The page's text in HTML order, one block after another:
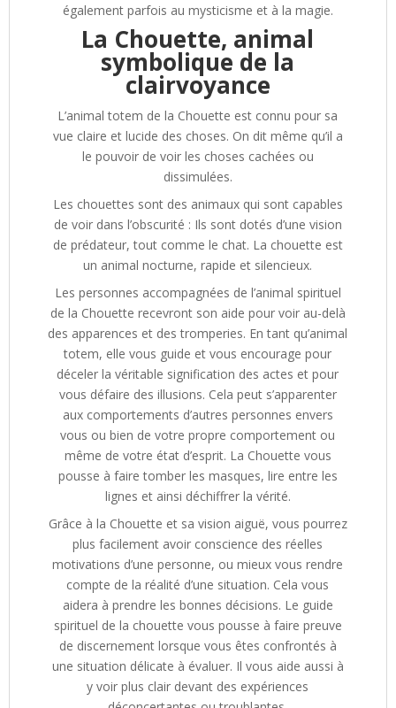
également parfois au mysticisme et à la magie.
La Chouette, animal
symbolique de la
clairvoyance
L’animal totem de la Chouette est connu pour sa
vue claire et lucide des choses. On dit même qu’il a
le pouvoir de voir les choses cachées ou
dissimulées.
Les chouettes sont des animaux qui sont capables
de voir dans l’obscurité : Ils sont dotés d’une vision
de prédateur, tout comme le chat. La chouette est
un animal nocturne, rapide et silencieux.
Les personnes accompagnées de l’animal spirituel
de la Chouette recevront son aide pour voir au-delà
des apparences et des tromperies. En tant qu’animal
totem, elle vous guide et vous encourage pour
déceler la véritable signification des actes et pour
vous défaire des illusions. Cela peut s’apparenter
aux comportements d’autres personnes envers
vous ou bien de votre propre comportement ou
même de votre état d’esprit. La Chouette vous
pousse à faire tomber les masques, lire entre les
lignes et ainsi déchiffrer la vérité.
Grâce à la Chouette et sa vision aiguë, vous pourrez
plus facilement avoir conscience des réelles
motivations d’une personne, ou mieux vous rendre
compte de la réalité d’une situation. Cela vous
aidera à prendre les bonnes décisions. Le guide
spirituel de la chouette vous pousse à faire preuve
de discernement lorsque vous êtes confrontés à
une situation délicate à évaluer. Il vous aide aussi à
y voir plus clair devant des expériences